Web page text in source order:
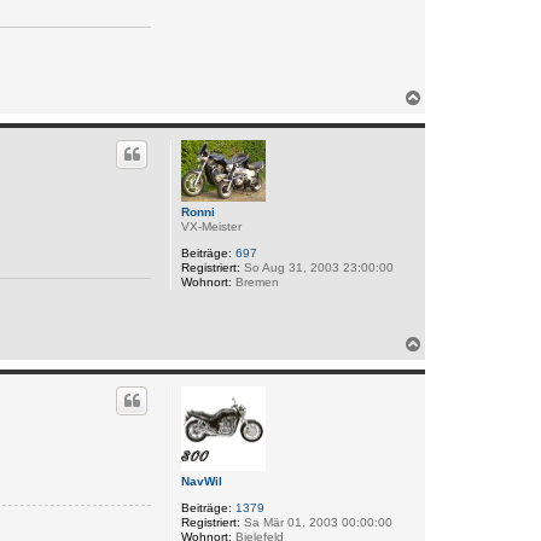
c
Ronni
VX-Meister
Beiträge: 697
Registriert: So Aug 31, 2003 23:00:00
Wohnort: Bremen
a
c
NavWil
Beiträge: 1379
Registriert: Sa Mär 01, 2003 00:00:00
Wohnort: Bielefeld